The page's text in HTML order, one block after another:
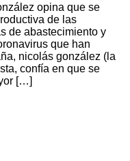
opina que se
de las
de abastecimiento y
que han
nicolás gonzález (la
confía en que se
[…]